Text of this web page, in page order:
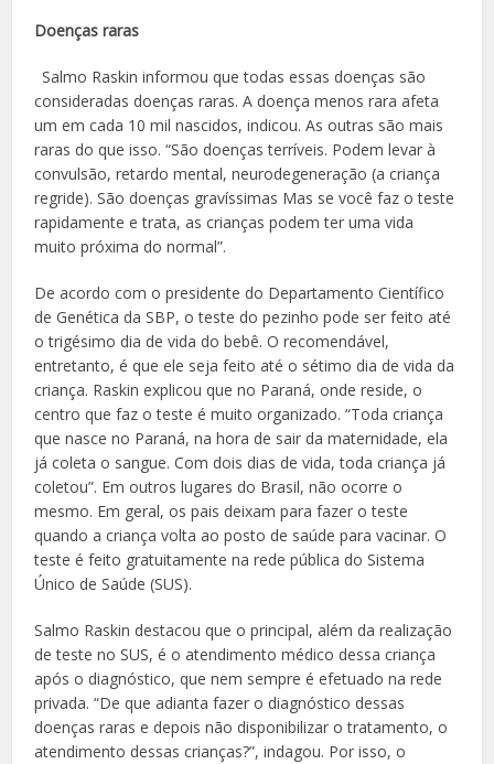
Doenças raras
Salmo Raskin informou que todas essas doenças são
consideradas doenças raras. A doença menos rara afeta
um em cada 10 mil nascidos, indicou. As outras são mais
raras do que isso. “São doenças terríveis. Podem levar à
convulsão, retardo mental, neurodegeneração (a criança
regride). São doenças gravíssimas Mas se você faz o teste
rapidamente e trata, as crianças podem ter uma vida
muito próxima do normal”.
De acordo com o presidente do Departamento Científico
de Genética da SBP, o teste do pezinho pode ser feito até
o trigésimo dia de vida do bebê. O recomendável,
entretanto, é que ele seja feito até o sétimo dia de vida da
criança. Raskin explicou que no Paraná, onde reside, o
centro que faz o teste é muito organizado. “Toda criança
que nasce no Paraná, na hora de sair da maternidade, ela
já coleta o sangue. Com dois dias de vida, toda criança já
coletou”. Em outros lugares do Brasil, não ocorre o
mesmo. Em geral, os pais deixam para fazer o teste
quando a criança volta ao posto de saúde para vacinar. O
teste é feito gratuitamente na rede pública do Sistema
Único de Saúde (SUS).
Salmo Raskin destacou que o principal, além da realização
de teste no SUS, é o atendimento médico dessa criança
após o diagnóstico, que nem sempre é efetuado na rede
privada. “De que adianta fazer o diagnóstico dessas
doenças raras e depois não disponibilizar o tratamento, o
atendimento dessas crianças?”, indagou. Por isso, o